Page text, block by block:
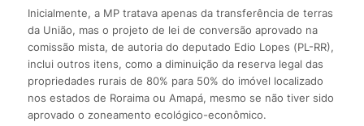
Inicialmente, a MP tratava apenas da transferência de terras
da União, mas o projeto de lei de conversão aprovado na
comissão mista, de autoria do deputado Edio Lopes (PL-RR),
inclui outros itens, como a diminuição da reserva legal das
propriedades rurais de 80% para 50% do imóvel localizado
nos estados de Roraima ou Amapá, mesmo se não tiver sido
aprovado o zoneamento ecológico-econômico.